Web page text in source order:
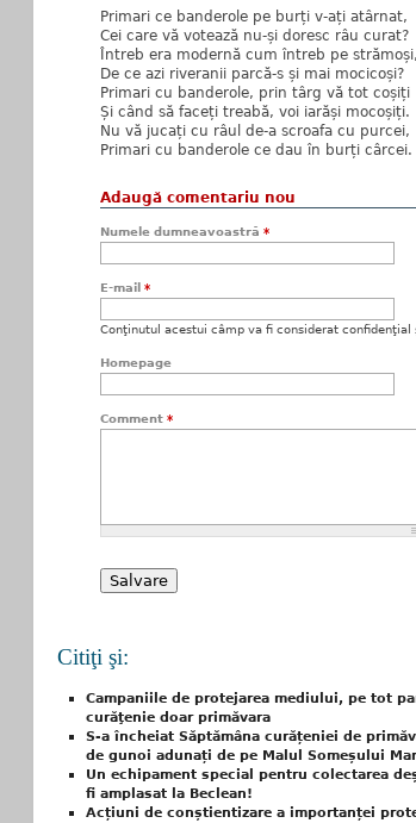
Primari ce banderole pe burți v-ați atârnat,
Cei care vă votează nu-și doresc râu curat?
Întreb era modernă cum întreb pe strămoși,
De ce azi riveranii parcă-s și mai mocicoși?
Primari cu banderole, prin târg vă tot coșiți
Și când să faceți treabă, voi iarăși mocoșiți.
Nu vă jucați cu râul de-a scroafa cu purcei,
Primari cu banderole ce dau în burți cârcei.
Adaugă comentariu nou
Numele dumneavoastră *
E-mail *
Conţinutul acestui câmp va fi considerat confidenţial
Homepage
Comment *
Citiţi şi:
Campaniile de protejarea mediului, pe tot
curăţenie doar primăvara
S-a încheiat Săptămâna curățeniei de
de gunoi adunați de pe Malul Someșului
Un echipament special pentru colectarea
fi amplasat la Beclean!
Acțiuni de conștientizare a importanței